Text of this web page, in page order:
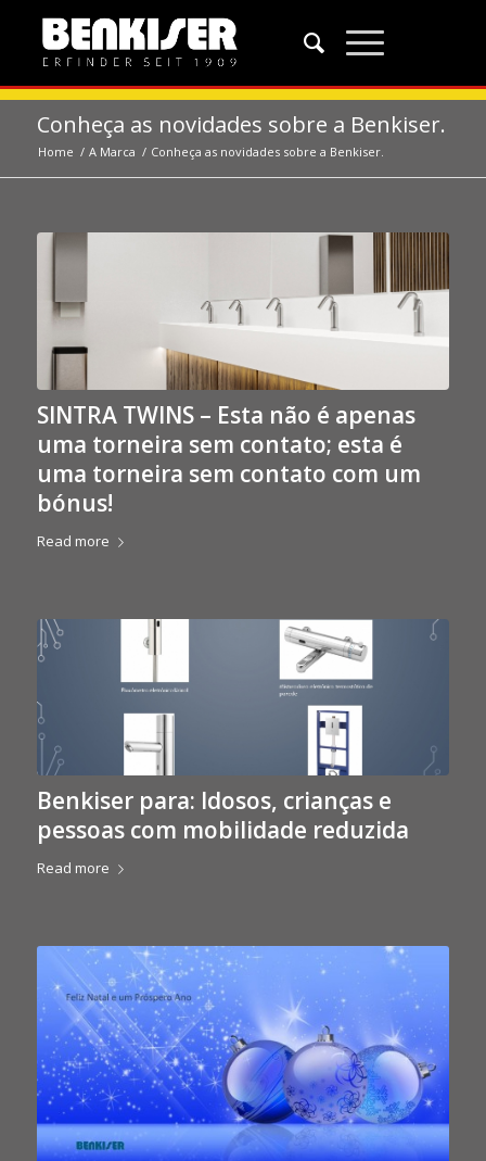
Conheça as novidades sobre a Benkiser.
Home / A Marca / Conheça as novidades sobre a Benkiser.
SINTRA TWINS – Esta não é apenas
uma torneira sem contato; esta é
uma torneira sem contato com um
bónus!
Read more
Benkiser para: Idosos, crianças e
pessoas com mobilidade reduzida
Read more